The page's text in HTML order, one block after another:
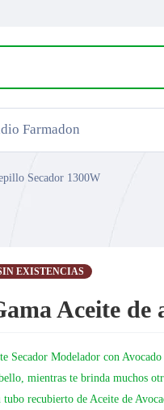
Farmadon
Secador 1300W
EXISTENCIAS
Aceite de
Secador Modelador con
mientras te brinda muchos
tubo recubierto de Aceite de